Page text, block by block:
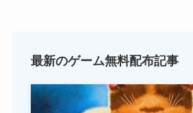
最新のゲーム無料配布記事